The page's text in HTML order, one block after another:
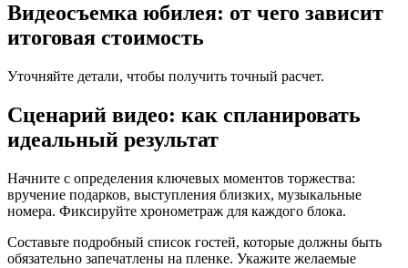
Видеосъемка юбилея: от чего зависит
итоговая стоимость
Уточняйте детали, чтобы получить точный расчет.
Сценарий видео: как спланировать
идеальный результат
Начните с определения ключевых моментов торжества:
вручение подарков, выступления близких, музыкальные
номера. Фиксируйте хронометраж для каждого блока.
Составьте подробный список гостей, которые должны быть
обязательно запечатлены на пленке. Укажите желаемые